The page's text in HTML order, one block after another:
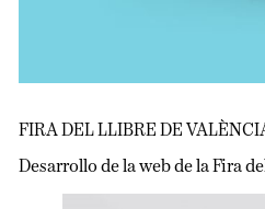
FIRA DEL LLIBRE DE VALÈNCIA
Desarrollo de la web de la Fira del